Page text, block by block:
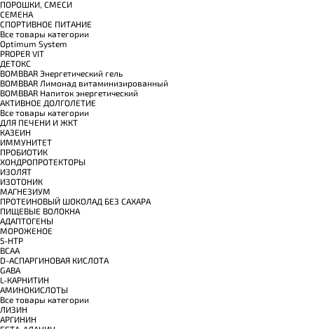
ПОРОШКИ, СМЕСИ
СЕМЕНА
СПОРТИВНОЕ ПИТАНИЕ
Все товары категории
Optimum System
PROPER VIT
ДЕТОКС
BOMBBAR Энергетический гель
BOMBBAR Лимонад витаминизированный
BOMBBAR Напиток энергетический
АКТИВНОЕ ДОЛГОЛЕТИЕ
Все товары категории
ДЛЯ ПЕЧЕНИ И ЖКТ
КАЗЕИН
ИММУНИТЕТ
ПРОБИОТИК
ХОНДРОПРОТЕКТОРЫ
ИЗОЛЯТ
ИЗОТОНИК
МАГНЕЗИУМ
ПРОТЕИНОВЫЙ ШОКОЛАД БЕЗ САХАРА
ПИЩЕВЫЕ ВОЛОКНА
АДАПТОГЕНЫ
МОРОЖЕНОЕ
5-HTP
BCAA
D-АСПАРГИНОВАЯ КИСЛОТА
GABA
L-КАРНИТИН
АМИНОКИСЛОТЫ
Все товары категории
ЛИЗИН
АРГИНИН